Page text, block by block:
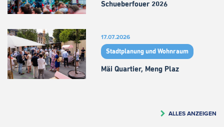
Schueberfouer 2026
17.07.2026
Stadtplanung und Wohnraum
Mäi Quartier, Meng Plaz
ALLES ANZEIGEN